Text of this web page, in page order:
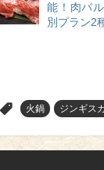
能！肉バ
別プラン2
火鍋 ジンギス